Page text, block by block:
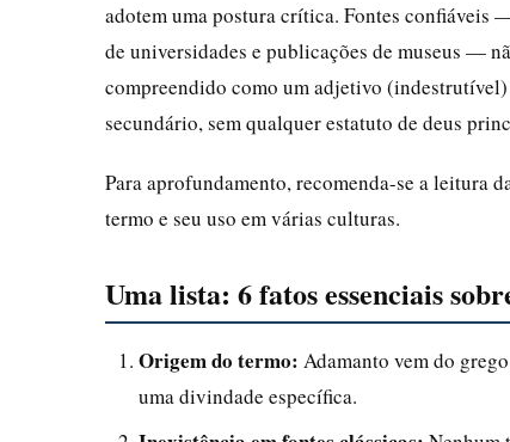
adotem uma postura crítica. Fontes
de universidades e publicações de museus —
compreendido como um adjetivo
secundário, sem qualquer estatuto de deus
Para aprofundamento, recomenda-se a leitura
termo e seu uso em várias culturas.
Uma lista: 6 fatos essenciais
Origem do termo: Adamanto vem do
uma divindade específica.